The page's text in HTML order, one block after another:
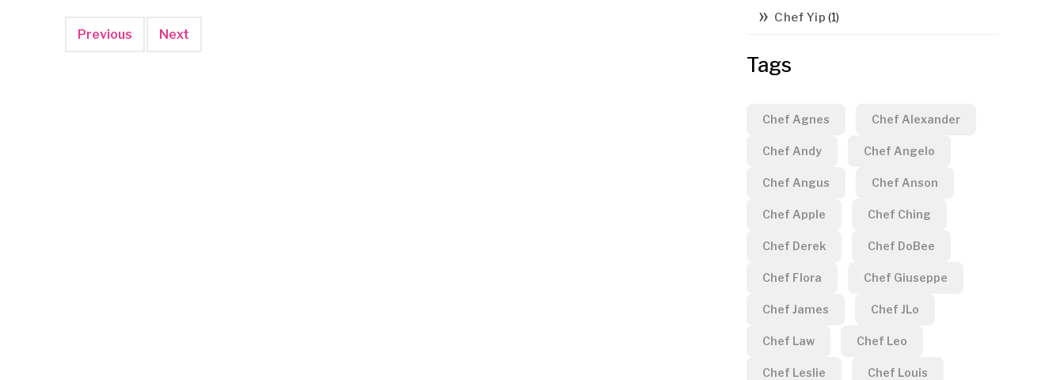
Previous Next
Chef Yip (1)
Tags
Chef Agnes Chef Alexander
Chef Andy Chef Angelo
Chef Angus Chef Anson
Chef Apple Chef Ching
Chef Derek Chef DoBee
Chef Flora Chef Giuseppe
Chef James Chef JLo
Chef Law Chef Leo
Chef Leslie Chef Louis